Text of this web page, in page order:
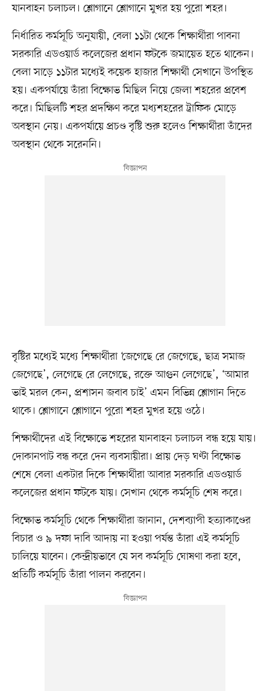
যানবাহন চলাচল। শ্লোগানে শ্লোগানে মুখর হয় পুরো শহর।
নির্ধারিত কর্মসূচি অনুযায়ী, বেলা ১১টা থেকে শিক্ষার্থীরা পাবনা
সরকারি এডওয়ার্ড কলেজের প্রধান ফটকে জমায়েত হতে থাকেন।
বেলা সাড়ে ১১টার মধ্যেই কয়েক হাজার শিক্ষার্থী সেখানে উপস্থিত
হয়। একপর্যায়ে তাঁরা বিক্ষোভ মিছিল নিয়ে জেলা শহরের প্রবেশ
করে। মিছিলটি শহর প্রদক্ষিণ করে মধ্যশহরের ট্রাফিক মোড়ে
অবস্থান নেয়। একপর্যায়ে প্রচণ্ড বৃষ্টি শুরু হলেও শিক্ষার্থীরা তাঁদের
অবস্থান থেকে সরেননি।
বৃষ্টির মধ্যেই মধ্যে শিক্ষার্থীরা ‘জেগেছে রে জেগেছে, ছাত্র সমাজ
জেগেছে’, লেগেছে রে লেগেছে, রক্তে আগুন লেগেছে’, ‘আমার
ভাই মরল কেন, প্রশাসন জবাব চাই’ এমন বিভিন্ন শ্লোগান দিতে
থাকে। শ্লোগানে শ্লোগানে পুরো শহর মুখর হয়ে ওঠে।
শিক্ষার্থীদের এই বিক্ষোভে শহরের যানবাহন চলাচল বন্ধ হয়ে যায়।
দোকানপাট বন্ধ করে দেন ব্যবসায়ীরা। প্রায় দেড় ঘণ্টা বিক্ষোভ
শেষে বেলা একটার দিকে শিক্ষার্থীরা আবার সরকারি এডওয়ার্ড
কলেজের প্রধান ফটকে যায়। সেখান থেকে কর্মসূচি শেষ করে।
বিক্ষোভ কর্মসূচি থেকে শিক্ষার্থীরা জানান, দেশব্যাপী হত্যাকাণ্ডের
বিচার ও ৯ দফা দাবি আদায় না হওয়া পর্যন্ত তাঁরা এই কর্মসূচি
চালিয়ে যাবেন। কেন্দ্রীয়ভাবে যে সব কর্মসূচি ঘোষণা করা হবে,
প্রতিটি কর্মসূচি তাঁরা পালন করবেন।